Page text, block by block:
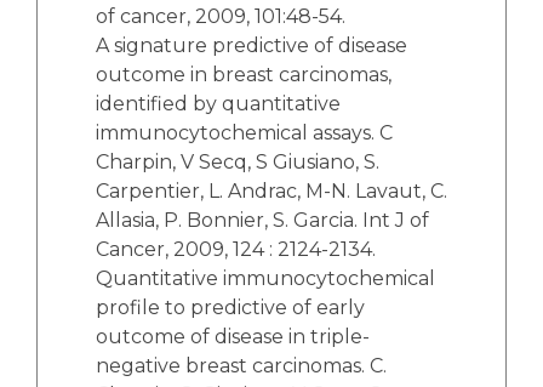
of cancer, 2009, 101:48-54.
A signature predictive of disease
outcome in breast carcinomas,
identified by quantitative
immunocytochemical assays. C
Charpin, V Secq, S Giusiano, S.
Carpentier, L. Andrac, M-N. Lavaut, C.
Allasia, P. Bonnier, S. Garcia. Int J of
Cancer, 2009, 124 : 2124-2134.
Quantitative immunocytochemical
profile to predictive of early
outcome of disease in triple-
negative breast carcinomas. C.